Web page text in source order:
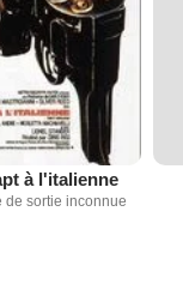
à l'italienne
de sortie inconnue